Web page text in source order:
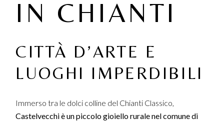
IN CHIANTI
CITTÀ D’ARTE E
LUOGHI IMPERDIBILI
Immerso tra le dolci colline del Chianti Classico,
Castelvecchi è un piccolo gioiello rurale nel comune di